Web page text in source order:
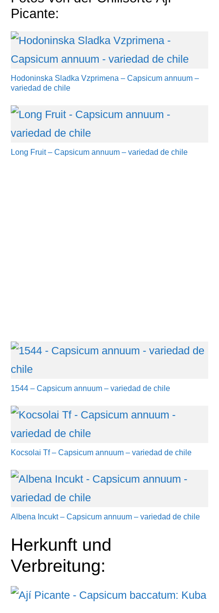
Picante:
Hodoninska Sladka Vzprimena – Capsicum annuum –
variedad de chile
Long Fruit – Capsicum annuum – variedad de chile
1544 – Capsicum annuum – variedad de chile
Kocsolai Tf – Capsicum annuum – variedad de chile
Albena Incukt – Capsicum annuum – variedad de chile
Herkunft und
Verbreitung: